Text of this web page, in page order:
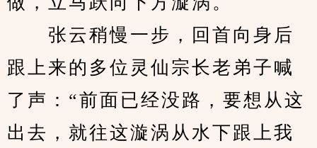
张云稍慢一步，回首向身后
跟上来的多位灵仙宗长老弟子喊
了声：“前面已经没路，要想从这
出去，就往这漩涡从水下跟上我